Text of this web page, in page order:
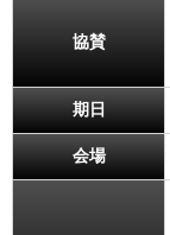
協賛
期日
会場